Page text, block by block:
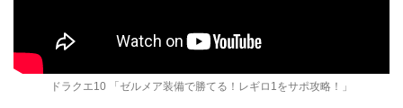
ドラクエ10 「ゼルメア装備で勝てる！レギロ1をサポ攻略！」